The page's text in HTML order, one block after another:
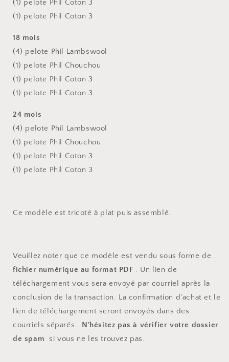
(1) pelote Phil Coton 3
(1) pelote Phil Coton 3
18 mois
(4) pelote Phil Lambswool
(1) pelote Phil Chouchou
(1) pelote Phil Coton 3
(1) pelote Phil Coton 3
24 mois
(4) pelote Phil Lambswool
(1) pelote Phil Chouchou
(1) pelote Phil Coton 3
(1) pelote Phil Coton 3
Ce modèle est tricoté à plat puis assemblé.
Veuillez noter que ce modèle est vendu sous forme de
fichier numérique au format PDF . Un lien de
téléchargement vous sera envoyé par courriel après la
conclusion de la transaction. La confirmation d'achat et le
lien de téléchargement seront envoyés dans des
courriels séparés. N'hésitez pas à vérifier votre dossier
de spam
si vous ne les trouvez pas.